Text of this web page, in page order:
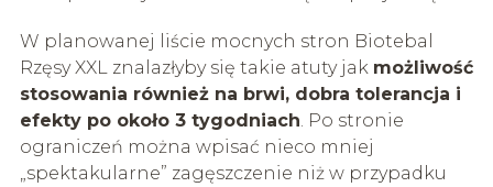
W planowanej liście mocnych stron Biotebal
Rzęsy XXL znalazłyby się takie atuty jak możliwość
stosowania również na brwi, dobra tolerancja i
efekty po około 3 tygodniach . Po stronie
ograniczeń można wpisać nieco mniej
„spektakularne” zagęszczenie niż w przypadku